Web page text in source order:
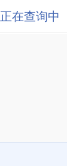
正在查询中